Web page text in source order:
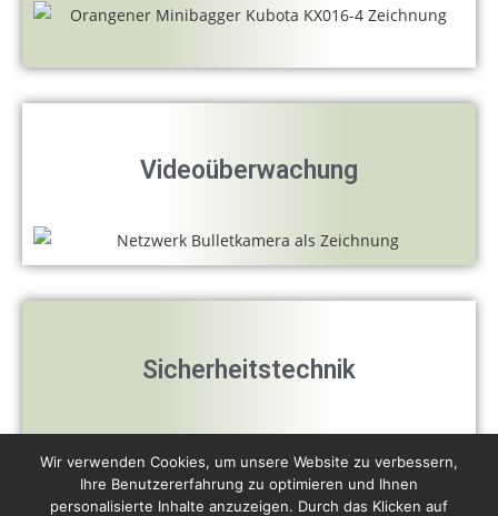
Videoüberwachung
Sicherheitstechnik
Wir verwenden Cookies, um unsere Website zu verbessern,
Ihre Benutzererfahrung zu optimieren und Ihnen
personalisierte Inhalte anzuzeigen. Durch das Klicken auf